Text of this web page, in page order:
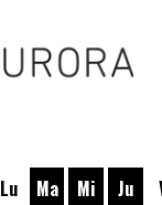
Lu
Ma
Mi
Ju